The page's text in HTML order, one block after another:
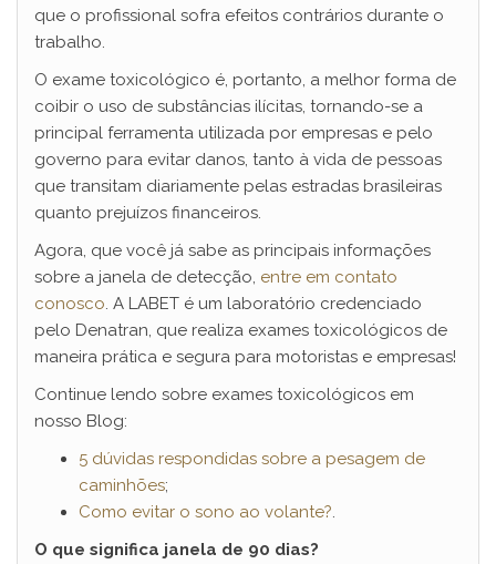
que o profissional sofra efeitos contrários durante o
trabalho.
O exame toxicológico é, portanto, a melhor forma de
coibir o uso de substâncias ilícitas, tornando-se a
principal ferramenta utilizada por empresas e pelo
governo para evitar danos, tanto à vida de pessoas
que transitam diariamente pelas estradas brasileiras
quanto prejuízos financeiros.
Agora, que você já sabe as principais informações
sobre a janela de detecção, entre em contato
conosco. A LABET é um laboratório credenciado
pelo Denatran, que realiza exames toxicológicos de
maneira prática e segura para motoristas e empresas!
Continue lendo sobre exames toxicológicos em
nosso Blog:
5 dúvidas respondidas sobre a pesagem de
caminhões;
Como evitar o sono ao volante?.
O que significa janela de 90 dias?